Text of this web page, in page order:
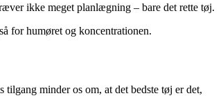
ikke meget planlægning – bare det rette tøj.
for humøret og koncentrationen.
minder os om, at det bedste tøj er det,